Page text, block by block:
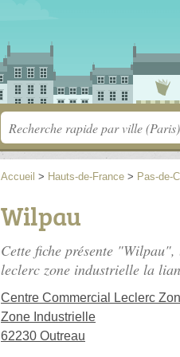
Accueil > Hauts-de-France > Pas-de-
Wilpau
Cette fiche présente
leclerc zone industrielle la
Centre Commercial Leclerc
Zone Industrielle
62230 Outreau